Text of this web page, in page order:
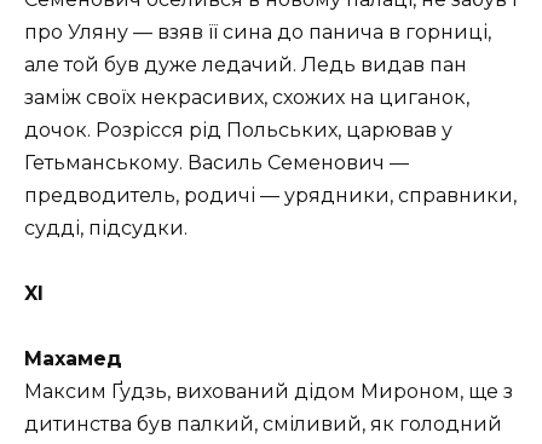
про Уляну — взяв її сина до панича в горниці,
але той був дуже ледачий. Ледь видав пан
заміж своїх некрасивих, схожих на циганок,
дочок. Розрісся рід Польських, царював у
Гетьманському. Василь Семенович —
предводитель, родичі — урядники, справники,
судді, підсудки.
XI
Махамед
Максим Ґудзь, вихований дідом Мироном, ще з
дитинства був палкий, сміливий, як голодний